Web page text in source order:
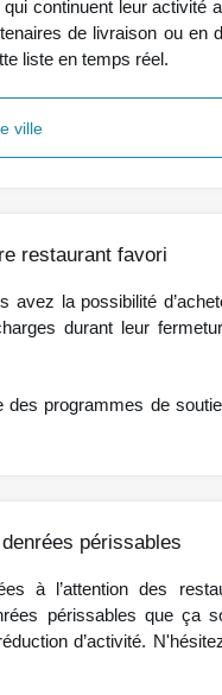
continuent leur activité
de livraison ou en
liste en temps réel.
ville
restaurant favori
la possibilité
durant leur
programmes de
périssables
à l’attention des
périssables que ça
d’activité.